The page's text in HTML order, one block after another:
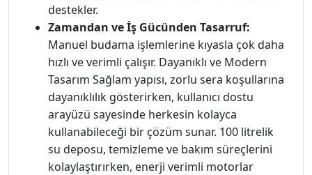
destekler.
Zamandan ve İş Gücünden Tasarruf:
Manuel budama işlemlerine kıyasla çok daha
hızlı ve verimli çalışır. Dayanıklı ve Modern
Tasarım Sağlam yapısı, zorlu sera koşullarına
dayanıklılık gösterirken, kullanıcı dostu
arayüzü sayesinde herkesin kolayca
kullanabileceği bir çözüm sunar. 100 litrelik
su deposu, temizleme ve bakım süreçlerini
kolaylaştırırken, enerji verimli motorlar